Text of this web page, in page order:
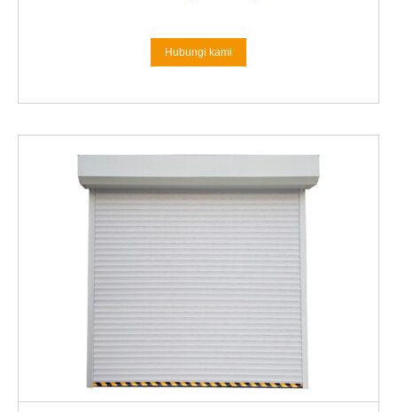
Hubungi kami